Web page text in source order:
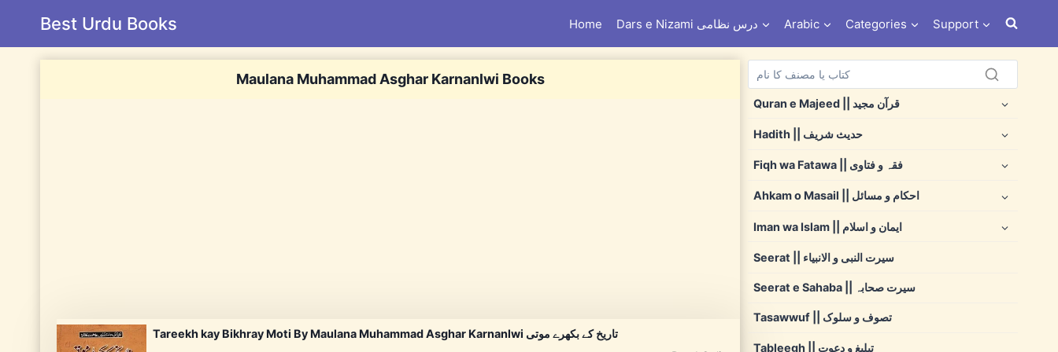
Best Urdu Books Home Dars e Nizami درس نظامی Arabic Categories Support
Maulana Muhammad Asghar Karnanlwi Books
Tareekh kay Bikhray Moti By Maulana Muhammad Asghar Karnanlwi تاریخ کے بکھرے موتی
Quran e Majeed || قرآن مجید
Hadith || حدیث شریف
Fiqh wa Fatawa || فقہ و فتاوی
Ahkam o Masail || احکام و مسائل
Iman wa Islam || ایمان و اسلام
Seerat || سیرت النبی و الانبیاء
Seerat e Sahaba || سیرت صحابہ
Tasawwuf || تصوف و سلوک
Tableegh || تبلیغ و دعوت